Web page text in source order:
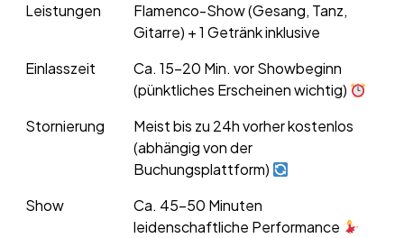
Leistungen
Flamenco-Show (Gesang, Tanz,
Gitarre) + 1 Getränk inklusive
Einlasszeit
Ca. 15–20 Min. vor Showbeginn
(pünktliches Erscheinen wichtig)
Stornierung
Meist bis zu 24h vorher kostenlos
(abhängig von der
Buchungsplattform)
Show
Ca. 45–50 Minuten
leidenschaftliche Performance